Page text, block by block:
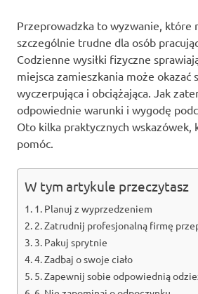
Przeprowadzka to wyzwanie, które
szczególnie trudne dla osób
Codzienne wysiłki fizyczne
miejsca zamieszkania może okazać
wyczerpująca i obciążająca. Jak
odpowiednie warunki i wygodę
Oto kilka praktycznych wskazówek,
pomóc.
W tym artykule przeczytasz
1. Planuj z wyprzedzeniem
2. Zatrudnij profesjonalną firmę
3. Pakuj sprytnie
4. Zadbaj o swoje ciało
5. Zapewnij sobie odpowiednią